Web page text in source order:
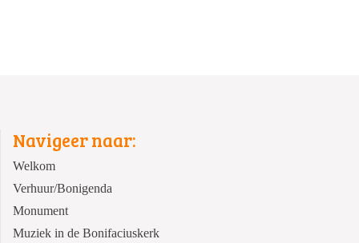
Navigeer naar:
Welkom
Verhuur/Bonigenda
Monument
Muziek in de Bonifaciuskerk